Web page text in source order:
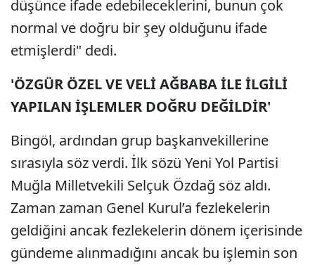
düşünce ifade edebileceklerini, bunun çok
normal ve doğru bir şey olduğunu ifade
etmişlerdi" dedi.
'ÖZGÜR ÖZEL VE VELİ AĞBABA İLE İLGİLİ
YAPILAN İŞLEMLER DOĞRU DEĞİLDİR'
Bingöl, ardından grup başkanvekillerine
sırasıyla söz verdi. İlk sözü Yeni Yol Partisi
Muğla Milletvekili Selçuk Özdağ söz aldı.
Zaman zaman Genel Kurul’a fezlekelerin
geldiğini ancak fezlekelerin dönem içerisinde
gündeme alınmadığını ancak bu işlemin son